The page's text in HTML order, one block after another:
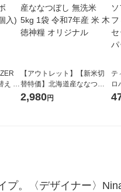
メ
ト
【アウトレット】【新米切
替特価】北海道産ななつぼ
し 無洗米 5kg 1袋 令和7年産
米 木徳神糧 オリジナル
2,980円
テ
ロ
ッ
プ。〈デザイナー〉